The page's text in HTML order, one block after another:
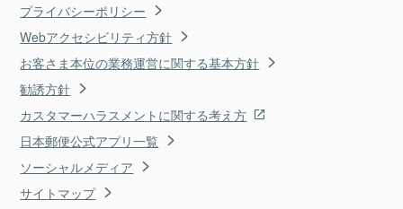
プライバシーポリシー
Webアクセシビリティ方針
お客さま本位の業務運営に関する基本方針
勧誘方針
カスタマーハラスメントに関する考え方
日本郵便公式アプリ一覧
ソーシャルメディア
サイトマップ